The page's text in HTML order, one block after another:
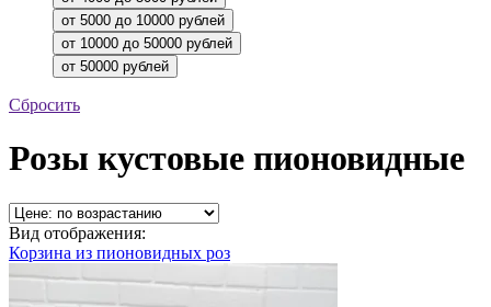
Сбросить
Розы кустовые пионовидные
Вид отображения:
Корзина из пионовидных роз